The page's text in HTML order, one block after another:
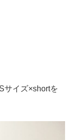
サイズ×shortを